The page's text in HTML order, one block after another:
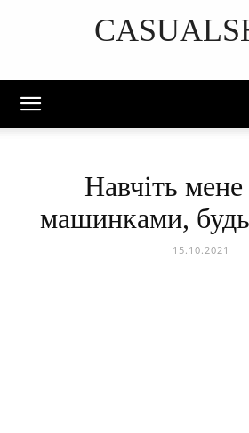
Навчіть мене
машинками,
15.10.2021